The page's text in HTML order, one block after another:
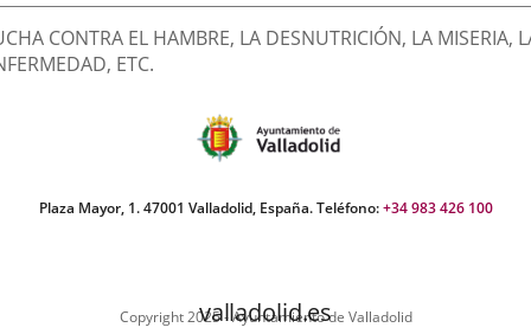
CONTRA EL HAMBRE, LA DESNUTRICIÓN, LA MISERIA,
ETC.
Plaza Mayor, 1. 47001 Valladolid, España. Teléfono:+34 983 426 100
Copyright 2025 - Ayuntamiento de Valladolid
valladolid.es